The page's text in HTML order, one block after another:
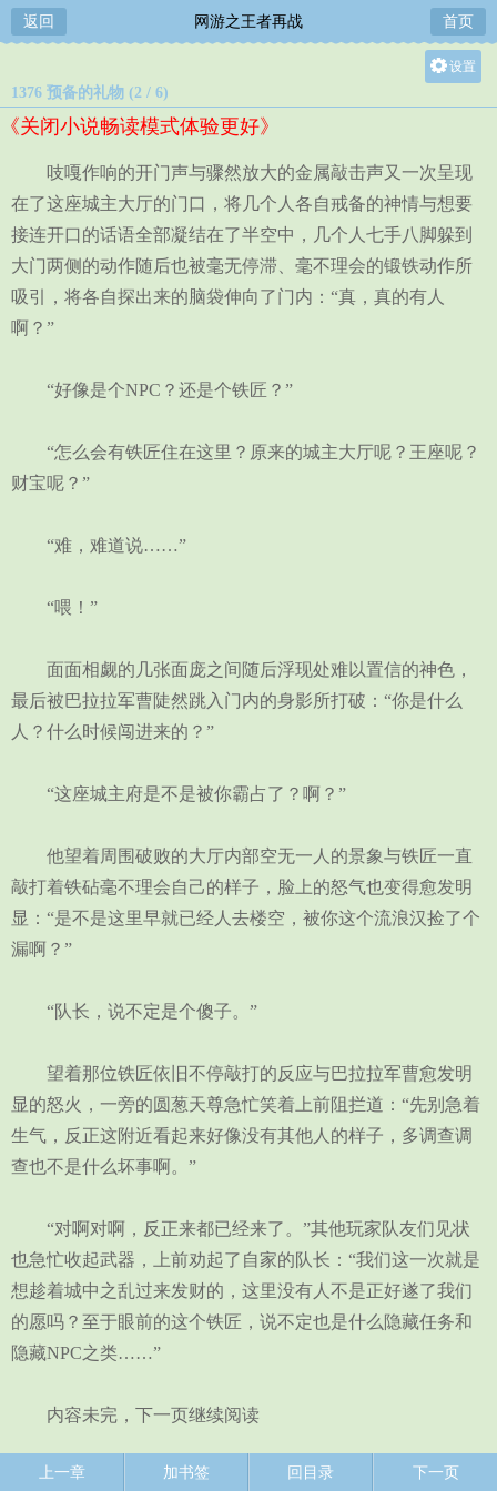
返回 网游之王者再战 首页
设置
中
小
1376 预备的礼物 (2 / 6)
《关闭小说畅读模式体验更好》
吱嘎作响的开门声与骤然放大的金属敲击声又一次呈现
在了这座城主大厅的门口，将几个人各自戒备的神情与想要
接连开口的话语全部凝结在了半空中，几个人七手八脚躲到
大门两侧的动作随后也被毫无停滞、毫不理会的锻铁动作所
吸引，将各自探出来的脑袋伸向了门内：“真，真的有人
啊？”
“好像是个NPC？还是个铁匠？”
“怎么会有铁匠住在这里？原来的城主大厅呢？王座呢？
财宝呢？”
“难，难道说……”
“喂！”
面面相觑的几张面庞之间随后浮现处难以置信的神色，
最后被巴拉拉军曹陡然跳入门内的身影所打破：“你是什么
人？什么时候闯进来的？”
“这座城主府是不是被你霸占了？啊？”
他望着周围破败的大厅内部空无一人的景象与铁匠一直
敲打着铁砧毫不理会自己的样子，脸上的怒气也变得愈发明
显：“是不是这里早就已经人去楼空，被你这个流浪汉捡了个
漏啊？”
“队长，说不定是个傻子。”
望着那位铁匠依旧不停敲打的反应与巴拉拉军曹愈发明
显的怒火，一旁的圆葱天尊急忙笑着上前阻拦道：“先别急着
生气，反正这附近看起来好像没有其他人的样子，多调查调
查也不是什么坏事啊。”
“对啊对啊，反正来都已经来了。”其他玩家队友们见状
也急忙收起武器，上前劝起了自家的队长：“我们这一次就是
想趁着城中之乱过来发财的，这里没有人不是正好遂了我们
的愿吗？至于眼前的这个铁匠，说不定也是什么隐藏任务和
隐藏NPC之类……”
内容未完，下一页继续阅读
上一章 加书签 回目录 下一页